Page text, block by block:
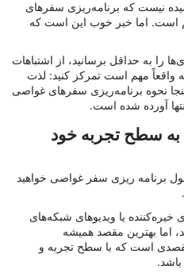
نیست که برنامه‌ریزی سفرهای
است. اما خبر خوب این است که
را به حداقل برسانید، از اشتباهات
واقعاً مهم است تمرکز کنید: لذت
نحوه برنامه‌ریزی سفرهای غواصی
آورده شده است.
به سطح تجربه خود
برنامه ریزی سفر غواصی خواهید
یا ویدیوهای شبکه‌های
اما بهترین مقصد همیشه
است که با سطح تجربه و